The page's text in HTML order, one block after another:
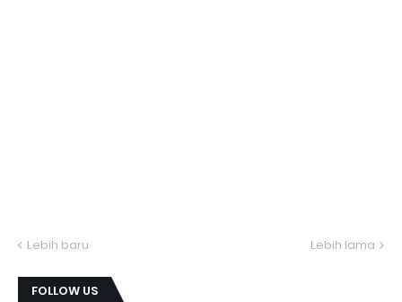
Lebih baru Lebih lama
FOLLOW US